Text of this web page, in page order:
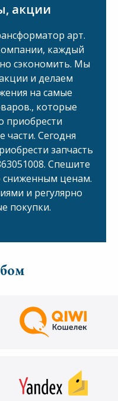
акции
арт.
каждый
сэкономить. Мы
и делаем
на самые
которые
приобрести
части. Сегодня
запчасть
Спешите
сниженным ценам.
и регулярно
покупки.